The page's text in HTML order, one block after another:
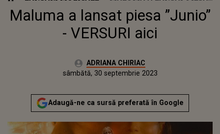
”JUNIO” - VERSURI AICI
Maluma a lansat piesa ”Junio”
- VERSURI aici
Autor:ADRIANA CHIRIAC
vineri, 30 septembrie 2022
Actualizat:
sâmbătă, 30 septembrie 2023
Adaugă-ne ca sursă preferată în Google